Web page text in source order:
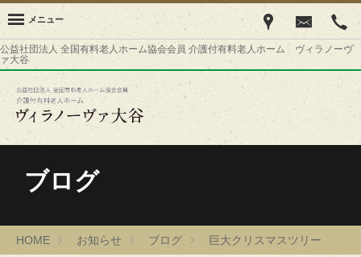
公益社団法人 全国有料老人ホーム協会会員 介護付有料老人ホーム ヴィラノーヴ
ァ大谷
メニュー
ブログ
HOME お知らせ ブログ 巨大クリスマスツリー